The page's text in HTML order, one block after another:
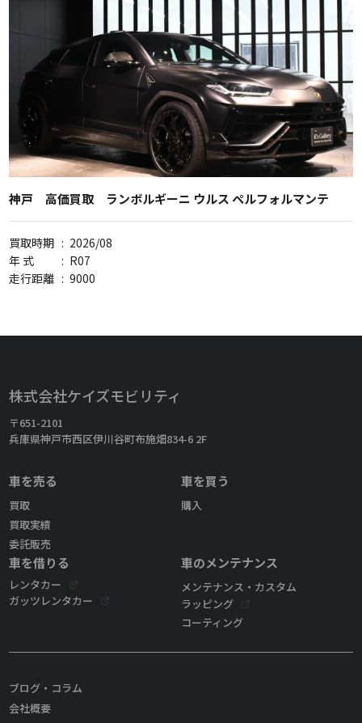
神戸 高価買取 ランボルギーニ ウルス ペルフォルマンテ
買取時期 : 2026/08
年 式
: R07
走行距離 : 9000
株式会社ケイズモビリティ
〒651-2101
兵庫県神戸市西区伊川谷町布施畑834-6 2F
車を売る
買取
買取実績
委託販売
車を買う
購入
車を借りる
レンタカー
ガッツレンタカー
車のメンテナンス
メンテナンス・カスタム
ラッピング
コーティング
ブログ・コラム
会社概要